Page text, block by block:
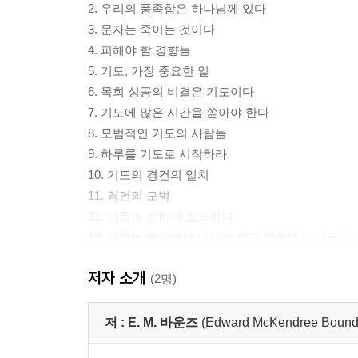
2. 우리의 풍족함은 하나님께 있다
3. 문자는 죽이는 것이다
4. 피해야 할 경향들
5. 기도, 가장 중요한 일
6. 목회 성공의 비결은 기도이다
7. 기도에 많은 시간을 쏟아야 한다
8. 모범적인 기도의 사람들
9. 하루를 기도로 시작하라
10. 기도의 경건의 일치
11. 경건의 모범
13. 은혜는 머리에서 나오지 않고 마음에서 나온다
15. 거룩한 열정, 진정한 복음 설교의 표지
16. 많이 기도하는 것이 거룩한 열정을 얻는 조건이
17. 기도는 영적 지도력의 표지이다
저자 소개 (2명)
저 : E. M. 바운즈 (Edward McKendree